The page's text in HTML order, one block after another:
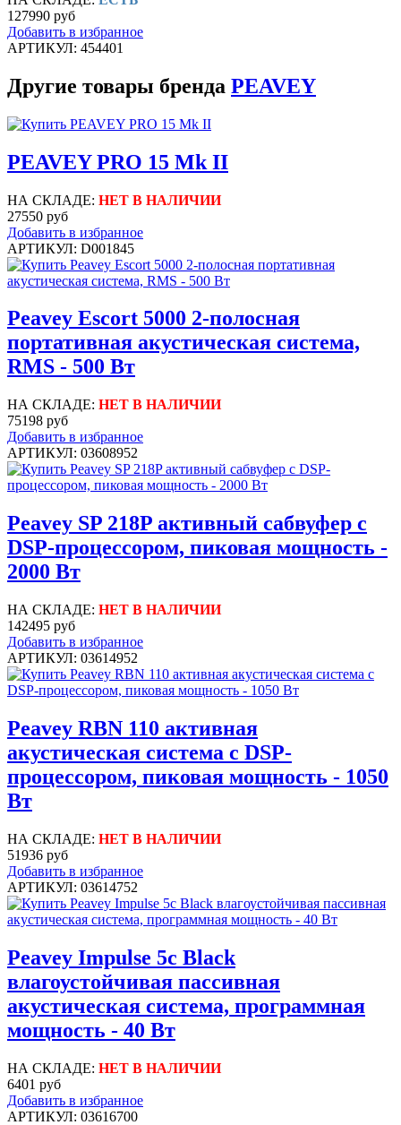
127990 руб
Добавить в избранное
АРТИКУЛ: 454401
Другие товары бренда PEAVEY
PEAVEY PRO 15 Mk II
НА СКЛАДЕ: НЕТ В НАЛИЧИИ
27550 руб
Добавить в избранное
АРТИКУЛ: D001845
Peavey Escort 5000 2-полосная
портативная акустическая система,
RMS - 500 Вт
НА СКЛАДЕ: НЕТ В НАЛИЧИИ
75198 руб
Добавить в избранное
АРТИКУЛ: 03608952
Peavey SP 218P активный сабвуфер с
DSP-процессором, пиковая мощность -
2000 Вт
НА СКЛАДЕ: НЕТ В НАЛИЧИИ
142495 руб
Добавить в избранное
АРТИКУЛ: 03614952
Peavey RBN 110 активная
акустическая система с DSP-
процессором, пиковая мощность - 1050
Вт
НА СКЛАДЕ: НЕТ В НАЛИЧИИ
51936 руб
Добавить в избранное
АРТИКУЛ: 03614752
Peavey Impulse 5c Black
влагоустойчивая пассивная
акустическая система, программная
мощность - 40 Вт
НА СКЛАДЕ: НЕТ В НАЛИЧИИ
6401 руб
Добавить в избранное
АРТИКУЛ: 03616700